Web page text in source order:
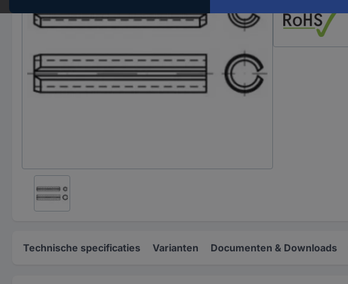
Technische specificaties Varianten Documenten & Downloads